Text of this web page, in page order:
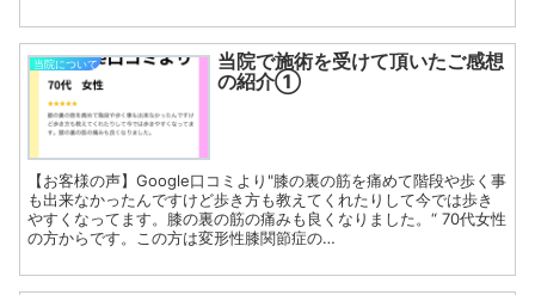
当院について
当院で施術を受けて頂いたご感想
の紹介①
【お客様の声】Google口コミより"膝の裏の筋を痛めて階段や歩く事
も出来なかったんですけど歩き方も教えてくれたりして今では歩き
やすくなってます。膝の裏の筋の痛みも良くなりました。“ 70代女性
の方からです。この方は変形性膝関節症の…